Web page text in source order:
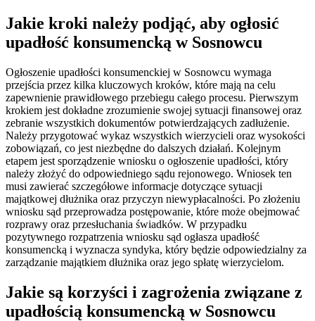
Jakie kroki należy podjąć, aby ogłosić
upadłość konsumencką w Sosnowcu
Ogłoszenie upadłości konsumenckiej w Sosnowcu wymaga
przejścia przez kilka kluczowych kroków, które mają na celu
zapewnienie prawidłowego przebiegu całego procesu. Pierwszym
krokiem jest dokładne zrozumienie swojej sytuacji finansowej oraz
zebranie wszystkich dokumentów potwierdzających zadłużenie.
Należy przygotować wykaz wszystkich wierzycieli oraz wysokości
zobowiązań, co jest niezbędne do dalszych działań. Kolejnym
etapem jest sporządzenie wniosku o ogłoszenie upadłości, który
należy złożyć do odpowiedniego sądu rejonowego. Wniosek ten
musi zawierać szczegółowe informacje dotyczące sytuacji
majątkowej dłużnika oraz przyczyn niewypłacalności. Po złożeniu
wniosku sąd przeprowadza postępowanie, które może obejmować
rozprawy oraz przesłuchania świadków. W przypadku
pozytywnego rozpatrzenia wniosku sąd ogłasza upadłość
konsumencką i wyznacza syndyka, który będzie odpowiedzialny za
zarządzanie majątkiem dłużnika oraz jego spłatę wierzycielom.
Jakie są korzyści i zagrożenia związane z
upadłością konsumencką w Sosnowcu